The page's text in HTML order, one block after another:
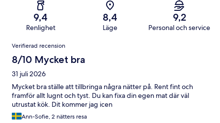
9,4
Renlighet
8,4
Läge
9,2
Personal och service
Recensioner
Verifierad recension
8/10 Mycket bra
31 juli 2026
Mycket bra ställe att tillbringa några nätter på. Rent fint och
framför allt lugnt och tyst. Du kan fixa din egen mat där väl
utrustat kök. Dit kommer jag icen
Ann-Sofie, 2 nätters resa